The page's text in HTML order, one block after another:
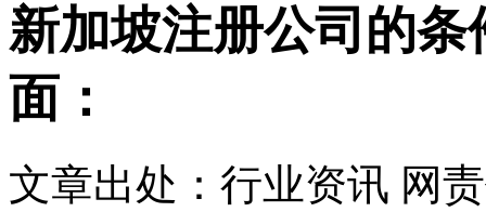
新加坡注册公司的
面：
文章出处：行业资讯 网